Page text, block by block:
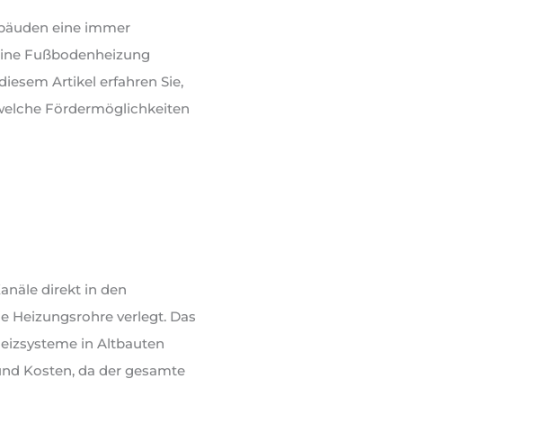
eine immer
Fußbodenheizung
Artikel erfahren Sie,
Fördermöglichkeiten
direkt in den
Heizungsrohre verlegt. Das
in Altbauten
Kosten, da der gesamte